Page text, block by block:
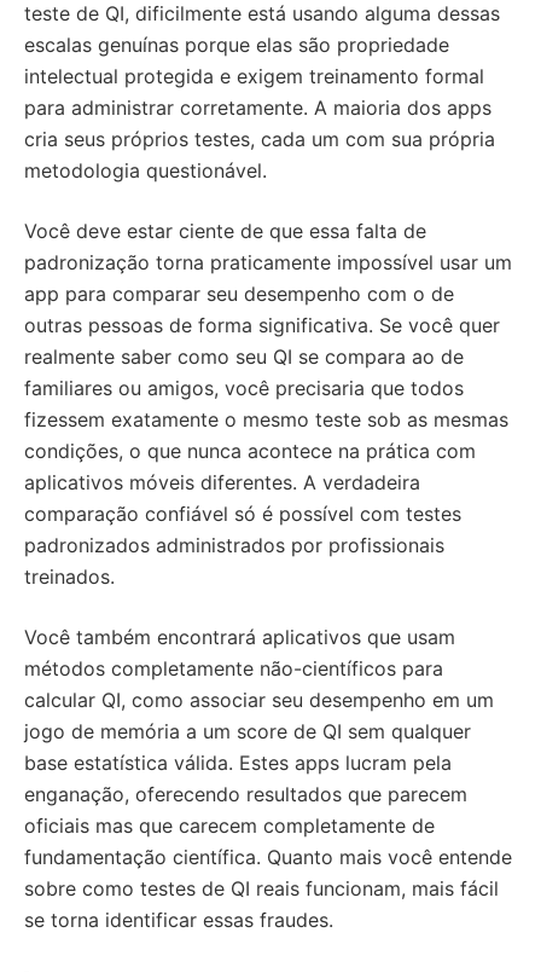
teste de QI, dificilmente está usando alguma dessas
escalas genuínas porque elas são propriedade
intelectual protegida e exigem treinamento formal
para administrar corretamente. A maioria dos apps
cria seus próprios testes, cada um com sua própria
metodologia questionável.
Você deve estar ciente de que essa falta de
padronização torna praticamente impossível usar um
app para comparar seu desempenho com o de
outras pessoas de forma significativa. Se você quer
realmente saber como seu QI se compara ao de
familiares ou amigos, você precisaria que todos
fizessem exatamente o mesmo teste sob as mesmas
condições, o que nunca acontece na prática com
aplicativos móveis diferentes. A verdadeira
comparação confiável só é possível com testes
padronizados administrados por profissionais
treinados.
Você também encontrará aplicativos que usam
métodos completamente não-científicos para
calcular QI, como associar seu desempenho em um
jogo de memória a um score de QI sem qualquer
base estatística válida. Estes apps lucram pela
enganação, oferecendo resultados que parecem
oficiais mas que carecem completamente de
fundamentação científica. Quanto mais você entende
sobre como testes de QI reais funcionam, mais fácil
se torna identificar essas fraudes.